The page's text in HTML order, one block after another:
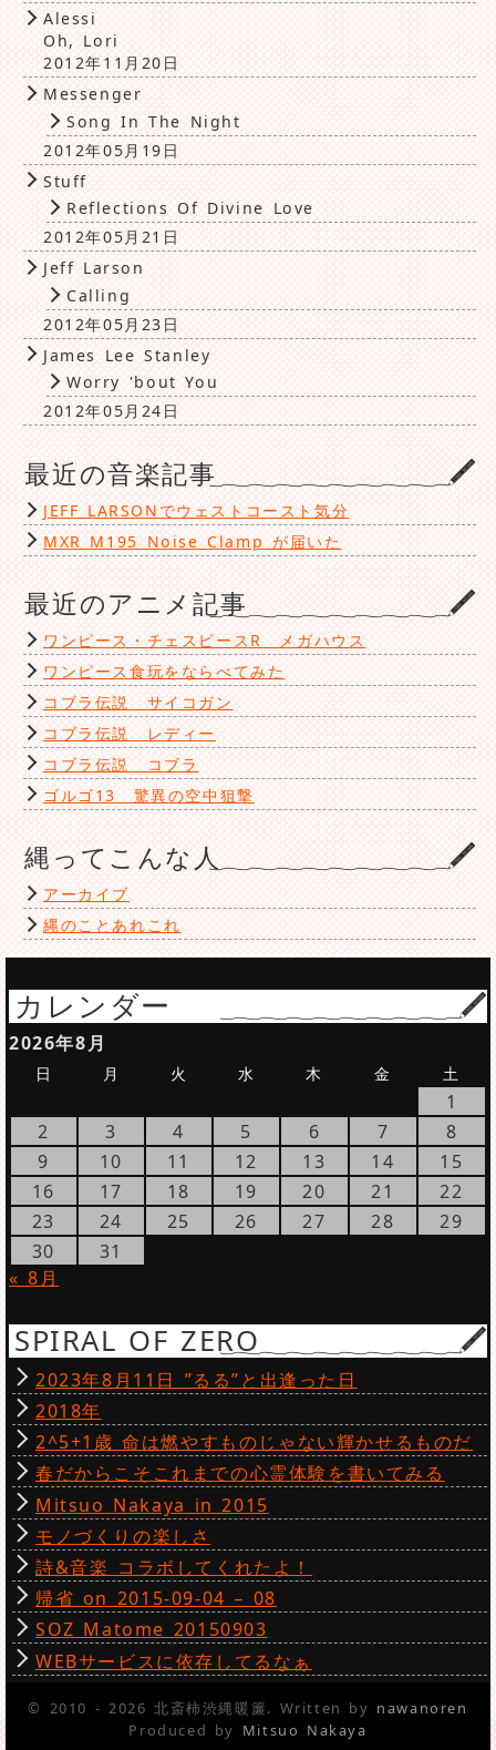
Alessi
Oh, Lori
2012年11月20日
Messenger
Song In The Night
2012年05月19日
Stuff
Reflections Of Divine Love
2012年05月21日
Jeff Larson
Calling
2012年05月23日
James Lee Stanley
Worry 'bout You
2012年05月24日
最近の音楽記事
JEFF LARSONでウェストコースト気分
MXR M195 Noise Clamp が届いた
最近のアニメ記事
ワンピース・チェスピースR メガハウス
ワンピース食玩をならべてみた
コブラ伝説 サイコガン
コブラ伝説 レディー
コブラ伝説 コブラ
ゴルゴ13 驚異の空中狙撃
縄ってこんな人
アーカイブ
縄のことあれこれ
カレンダー
2026年8月
日 月 火 水 木 金 土
1
2
3 4 5 6 7
8
9
10 11 12 13 14
15
16
17 18 19 20 21
22
23
24 25 26 27 28
29
30
31
« 8月
SPIRAL OF ZERO
2023年8月11日 ”るる”と出逢った日
2018年
2^5+1歳 命は燃やすものじゃない輝かせるものだ
春だからこそこれまでの心霊体験を書いてみる
Mitsuo Nakaya in 2015
モノづくりの楽しさ
詩&音楽 コラボしてくれたよ！
帰省 on 2015-09-04 – 08
SOZ Matome 20150903
WEBサービスに依存してるなぁ
© 2010 - 2026 北斎柿渋縄暖簾. Written by nawanoren
Produced by Mitsuo Nakaya